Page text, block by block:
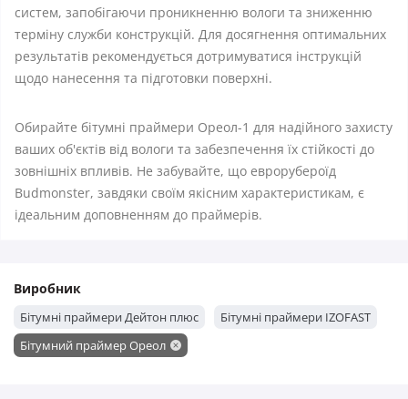
систем, запобігаючи проникненню вологи та зниженню
терміну служби конструкцій. Для досягнення оптимальних
результатів рекомендується дотримуватися інструкцій
щодо нанесення та підготовки поверхні.
Обирайте бітумні праймери Ореол-1 для надійного захисту
ваших об'єктів від вологи та забезпечення їх стійкості до
зовнішніх впливів. Не забувайте, що еврорубероїд
Budmonster, завдяки своїм якісним характеристикам, є
ідеальним доповненням до праймерів.
Виробник
Бітумні праймери Дейтон плюс
Бітумні праймери IZOFAST
Бітумний праймер Ореол